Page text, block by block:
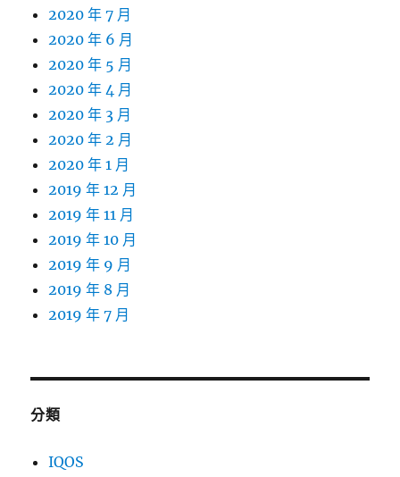
2020 年 7 月
2020 年 6 月
2020 年 5 月
2020 年 4 月
2020 年 3 月
2020 年 2 月
2020 年 1 月
2019 年 12 月
2019 年 11 月
2019 年 10 月
2019 年 9 月
2019 年 8 月
2019 年 7 月
分類
IQOS